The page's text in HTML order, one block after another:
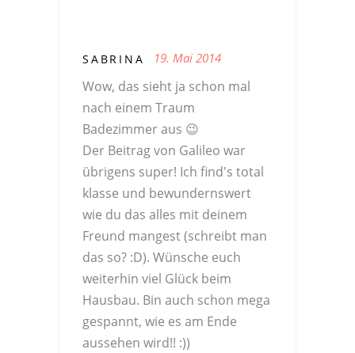
SABRINA 19. Mai 2014
Wow, das sieht ja schon mal
nach einem Traum
Badezimmer aus 😉
Der Beitrag von Galileo war
übrigens super! Ich find's total
klasse und bewundernswert
wie du das alles mit deinem
Freund mangest (schreibt man
das so? :D). Wünsche euch
weiterhin viel Glück beim
Hausbau. Bin auch schon mega
gespannt, wie es am Ende
aussehen wird!! :))